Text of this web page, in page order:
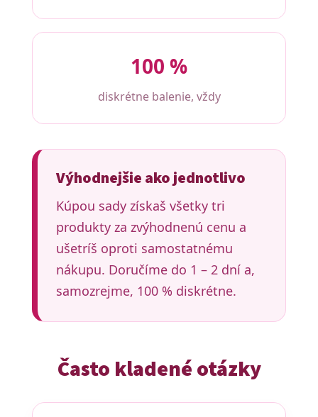
100 %
diskrétne balenie, vždy
Výhodnejšie ako jednotlivo
Kúpou sady získaš všetky tri
produkty za zvýhodnenú cenu a
ušetríš oproti samostatnému
nákupu. Doručíme do 1 – 2 dní a,
samozrejme, 100 % diskrétne.
Často kladené otázky